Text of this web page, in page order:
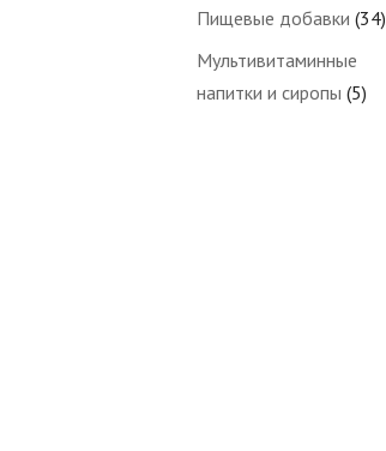
Пищевые добавки (34)
Мультивитаминные
напитки и сиропы (5)